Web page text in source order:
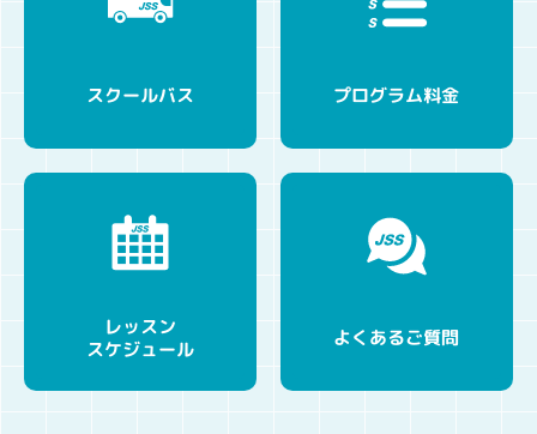
スクールバス プログラム料金
レッスン
スケジュール よくあるご質問